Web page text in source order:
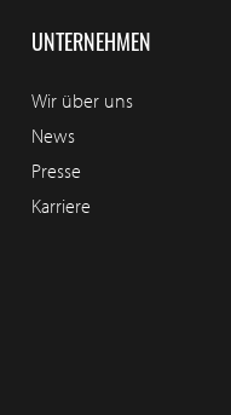
UNTERNEHMEN
Wir über uns
News
Presse
Karriere